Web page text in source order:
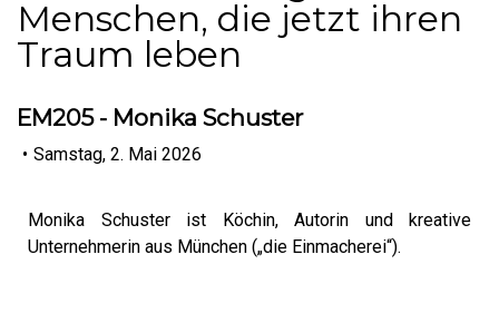
Menschen, die jetzt ihren
Traum leben
EM205 - Monika Schuster
• Samstag, 2. Mai 2026
Monika Schuster ist Köchin, Autorin und kreative
Unternehmerin aus München („die Einmacherei“).